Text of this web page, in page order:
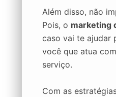
Além disso, não
Pois, o marketing
caso vai te ajudar
você que atua
serviço.
Com as